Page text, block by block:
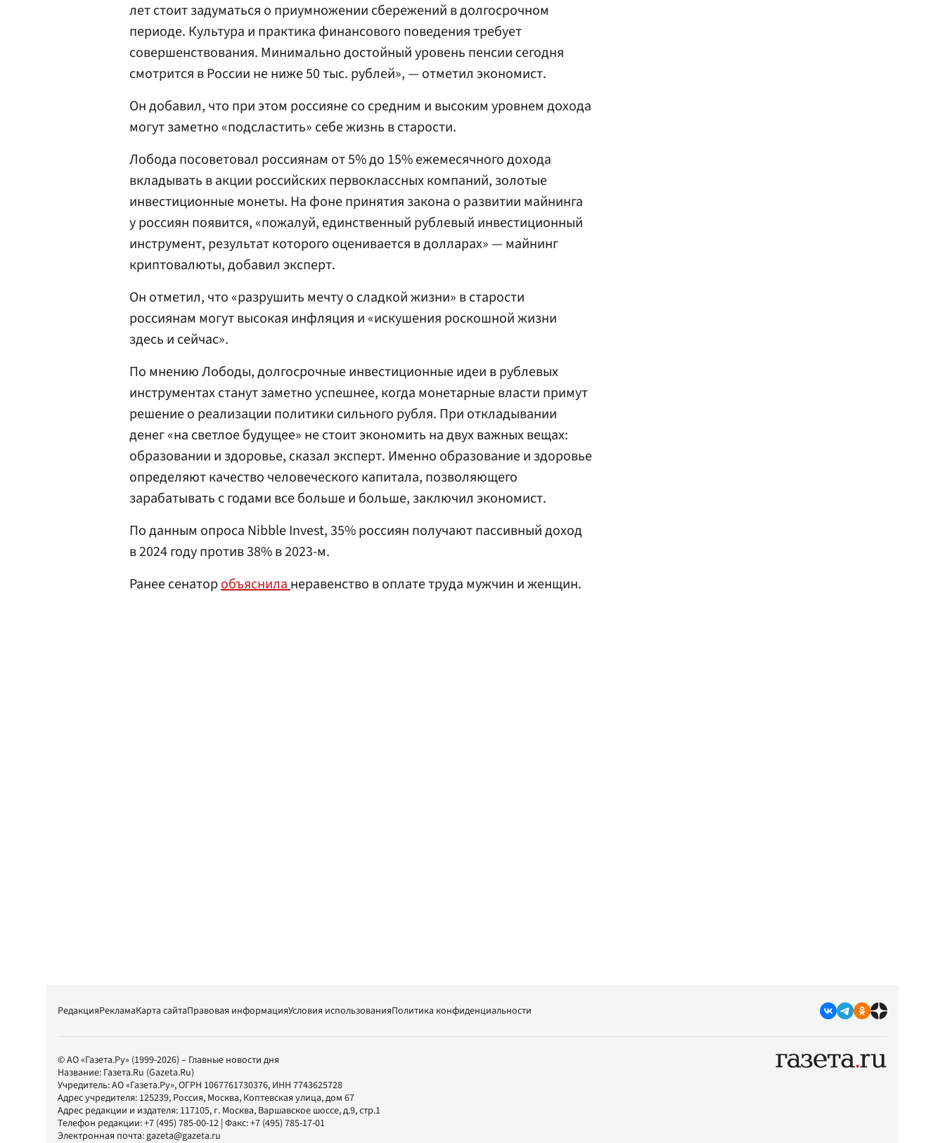
лет стоит задуматься о приумножении сбережений в долгосрочном
периоде. Культура и практика финансового поведения требует
совершенствования. Минимально достойный уровень пенсии сегодня
смотрится в России не ниже 50 тыс. рублей», — отметил экономист.
Он добавил, что при этом россияне со средним и высоким уровнем дохода
могут заметно «подсластить» себе жизнь в старости.
Лобода посоветовал россиянам от 5% до 15% ежемесячного дохода
вкладывать в акции российских первоклассных компаний, золотые
инвестиционные монеты. На фоне принятия закона о развитии майнинга
у россиян появится, «пожалуй, единственный рублевый инвестиционный
инструмент, результат которого оценивается в долларах» — майнинг
криптовалюты, добавил эксперт.
Он отметил, что «разрушить мечту о сладкой жизни» в старости
россиянам могут высокая инфляция и «искушения роскошной жизни
здесь и сейчас».
По мнению Лободы, долгосрочные инвестиционные идеи в рублевых
инструментах станут заметно успешнее, когда монетарные власти примут
решение о реализации политики сильного рубля. При откладывании
денег «на светлое будущее» не стоит экономить на двух важных вещах:
образовании и здоровье, сказал эксперт. Именно образование и здоровье
определяют качество человеческого капитала, позволяющего
зарабатывать с годами все больше и больше, заключил экономист.
По данным опроса Nibble Invest, 35% россиян получают пассивный доход
в 2024 году против 38% в 2023-м.
Ранее сенаторобъясниланеравенство в оплате труда мужчин и женщин.
РедакцияРекламаКарта сайтаПравовая информацияУсловия использованияПолитика конфиденциальности
© АО «Газета.Ру» (1999-2026) – Главные новости дня
Название: Газета.Ru (Gazeta.Ru)
Учредитель:АО «Газета.Ру», ОГРН 1067761730376, ИНН 7743625728
Адрес учредителя: 125239, Россия, Москва, Коптевская улица, дом 67
Адрес редакции и издателя: 117105, г. Москва, Варшавское шоссе, д.9, стр.1
Телефон редакции:+7 (495) 785-00-12 | Факс:+7 (495) 785-17-01
Электронная почта:gazeta@gazeta.ru